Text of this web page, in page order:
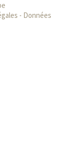
- Données